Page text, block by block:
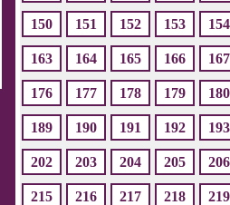
150 151 152 153 154
163 164 165 166 167
176 177 178 179 180
189 190 191 192 193
202 203 204 205 206
215 216 217 218 219